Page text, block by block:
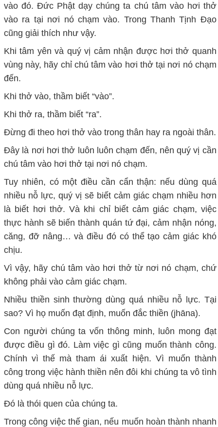
vào đó. Đức Phật dạy chúng ta chú tâm vào hơi thở
vào ra tại nơi nó chạm vào. Trong Thanh Tịnh Đạo
cũng giải thích như vậy.
Khi tâm yên và quý vị cảm nhận được hơi thở quanh
vùng này, hãy chỉ chú tâm vào hơi thở tại nơi nó chạm
đến.
Khi thở vào, thầm biết “vào”.
Khi thở ra, thầm biết “ra”.
Đừng đi theo hơi thở vào trong thân hay ra ngoài thân.
Đây là nơi hơi thở luôn luôn chạm đến, nên quý vị cần
chú tâm vào hơi thở tại nơi nó chạm.
Tuy nhiên, có một điều cần cẩn thận: nếu dùng quá
nhiều nỗ lực, quý vị sẽ biết cảm giác chạm nhiều hơn
là biết hơi thở. Và khi chỉ biết cảm giác chạm, việc
thực hành sẽ biến thành quán tứ đại, cảm nhận nóng,
căng, đỡ nâng… và điều đó có thể tạo cảm giác khó
chịu.
Vì vậy, hãy chú tâm vào hơi thở từ nơi nó chạm, chứ
không phải vào cảm giác chạm.
Nhiều thiền sinh thường dùng quá nhiều nỗ lực. Tại
sao? Vì họ muốn đạt định, muốn đắc thiền (jhāna).
Con người chúng ta vốn thông minh, luôn mong đạt
được điều gì đó. Làm việc gì cũng muốn thành công.
Chính vì thế mà tham ái xuất hiện. Vì muốn thành
công trong việc hành thiền nên đôi khi chúng ta vô tình
dùng quá nhiều nỗ lực.
Đó là thói quen của chúng ta.
Trong công việc thế gian, nếu muốn hoàn thành nhanh